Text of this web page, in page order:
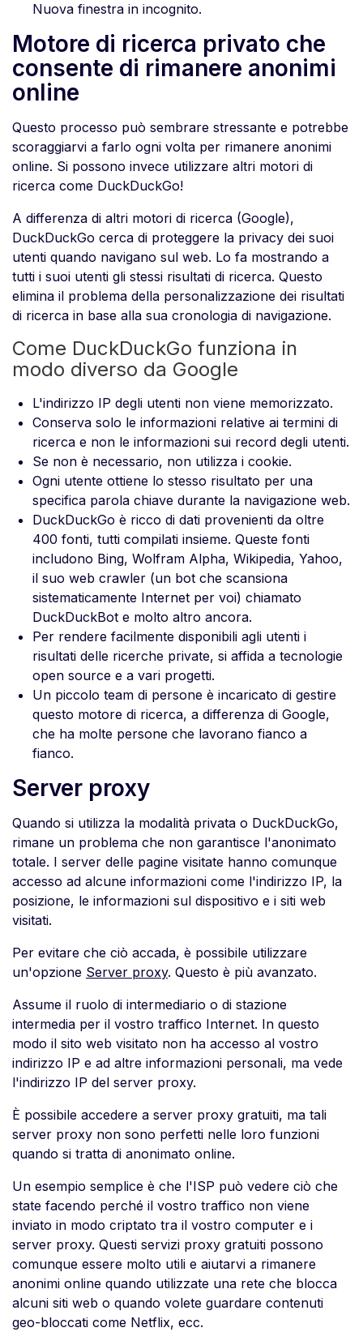
Nuova finestra in incognito.
Motore di ricerca privato che
consente di rimanere anonimi
online
Questo processo può sembrare stressante e potrebbe
scoraggiarvi a farlo ogni volta per rimanere anonimi
online. Si possono invece utilizzare altri motori di
ricerca come DuckDuckGo!
A differenza di altri motori di ricerca (Google),
DuckDuckGo cerca di proteggere la privacy dei suoi
utenti quando navigano sul web. Lo fa mostrando a
tutti i suoi utenti gli stessi risultati di ricerca. Questo
elimina il problema della personalizzazione dei risultati
di ricerca in base alla sua cronologia di navigazione.
Come DuckDuckGo funziona in
modo diverso da Google
L'indirizzo IP degli utenti non viene memorizzato.
Conserva solo le informazioni relative ai termini di
ricerca e non le informazioni sui record degli utenti.
Se non è necessario, non utilizza i cookie.
Ogni utente ottiene lo stesso risultato per una
specifica parola chiave durante la navigazione web.
DuckDuckGo è ricco di dati provenienti da oltre
400 fonti, tutti compilati insieme. Queste fonti
includono Bing, Wolfram Alpha, Wikipedia, Yahoo,
il suo web crawler (un bot che scansiona
sistematicamente Internet per voi) chiamato
DuckDuckBot e molto altro ancora.
Per rendere facilmente disponibili agli utenti i
risultati delle ricerche private, si affida a tecnologie
open source e a vari progetti.
Un piccolo team di persone è incaricato di gestire
questo motore di ricerca, a differenza di Google,
che ha molte persone che lavorano fianco a
fianco.
Server proxy
Quando si utilizza la modalità privata o DuckDuckGo,
rimane un problema che non garantisce l'anonimato
totale. I server delle pagine visitate hanno comunque
accesso ad alcune informazioni come l'indirizzo IP, la
posizione, le informazioni sul dispositivo e i siti web
visitati.
Per evitare che ciò accada, è possibile utilizzare
un'opzione Server proxy. Questo è più avanzato.
Assume il ruolo di intermediario o di stazione
intermedia per il vostro traffico Internet. In questo
modo il sito web visitato non ha accesso al vostro
indirizzo IP e ad altre informazioni personali, ma vede
l'indirizzo IP del server proxy.
È possibile accedere a server proxy gratuiti, ma tali
server proxy non sono perfetti nelle loro funzioni
quando si tratta di anonimato online.
Un esempio semplice è che l'ISP può vedere ciò che
state facendo perché il vostro traffico non viene
inviato in modo criptato tra il vostro computer e i
server proxy. Questi servizi proxy gratuiti possono
comunque essere molto utili e aiutarvi a rimanere
anonimi online quando utilizzate una rete che blocca
alcuni siti web o quando volete guardare contenuti
geo-bloccati come Netflix, ecc.